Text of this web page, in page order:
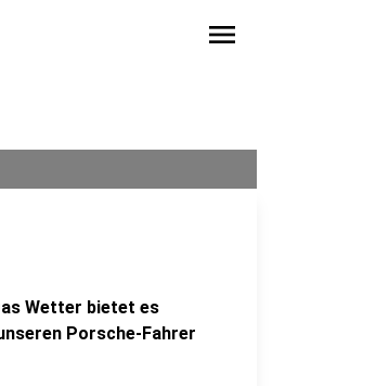
menu
Wetter bietet es
Porsche-Fahrer